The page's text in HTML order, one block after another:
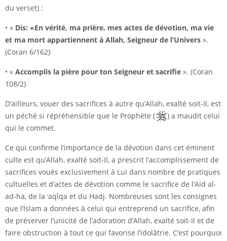
du verset) :
• « Dis: «En vérité, ma prière, mes actes de dévotion, ma vie
et ma mort appartiennent à Allah, Seigneur de l’Univers ».
(Coran 6/162)
• « Accomplis la pière pour ton Seigneur et sacrifie ». (Coran
108/2)
D’ailleurs, vouer des sacrifices à autre qu’Allah, exalté soit-Il, est
un péché si répréhensible que le Prophète (
) a maudit celui
qui le commet.
Ce qui confirme l’importance de la dévotion dans cet éminent
culte est qu’Allah, exalté soit-Il, a prescrit l’accomplissement de
sacrifices voués exclusivement à Lui dans nombre de pratiques
cultuelles et d’actes de dévotion comme le sacrifice de l’Aid al-
ad-ha, de la ‘aqîqa et du Hadj. Nombreuses sont les consignes
que l’Islam a données à celui qui entreprend un sacrifice, afin
de préserver l’unicité de l’adoration d’Allah, exalté soit-Il et de
faire obstruction à tout ce qui favorise l’idolâtrie. C’est pourquoi